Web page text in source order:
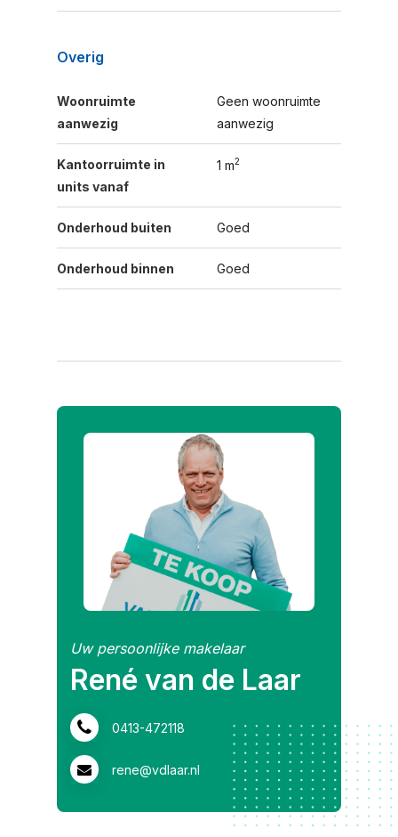
Overig
Woonruimte
aanwezig
Geen woonruimte
aanwezig
Kantoorruimte in
units vanaf
1 m2
Onderhoud buiten Goed
Onderhoud binnen Goed
Uw persoonlijke makelaar
René van de Laar
0413-472118
rene@vdlaar.nl